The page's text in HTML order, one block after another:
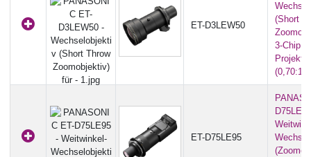
ET-D3LEW50
(Short
3-Chip
(0,70:1)
ET-D75LE95